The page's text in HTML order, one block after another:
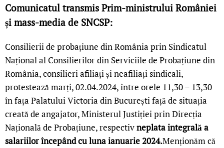
Comunicatul transmis Prim-ministrului României
și mass-media de SNCSP:
Consilierii de probațiune din România prin Sindicatul
Național al Consilierilor din Serviciile de Probațiune din
România, consilieri afiliați și neafiliați sindicali,
protestează marți, 02.04.2024, între orele 11,30 – 13,30
în fața Palatului Victoria din București față de situația
creată de angajator, Ministerul Justiției prin Direcția
Națională de Probațiune, respectivneplata integrală a
salariilor începând cu luna ianuarie 2024.Menționăm că